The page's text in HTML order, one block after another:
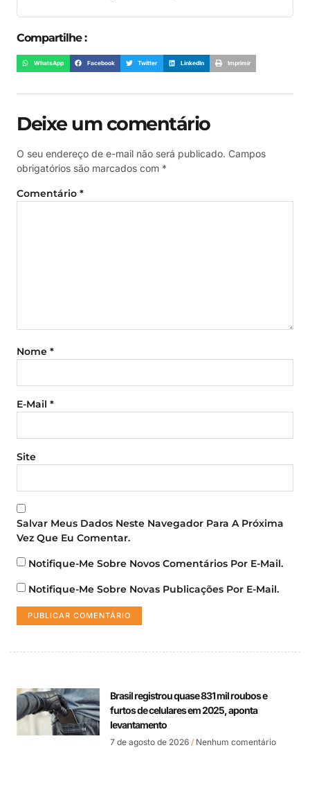
Compartilhe :
WhatsApp Facebook Twitter LinkedIn Imprimir
Deixe um comentário
O seu endereço de e-mail não será publicado. Campos
obrigatórios são marcados com *
Comentário *
Nome *
E-Mail *
Site
Salvar Meus Dados Neste Navegador Para A Próxima
Vez Que Eu Comentar.
Notifique-Me Sobre Novos Comentários Por E-Mail.
Notifique-Me Sobre Novas Publicações Por E-Mail.
Brasil registrou quase 831 mil roubos e
furtos de celulares em 2025, aponta
levantamento
7 de agosto de 2026 Nenhum comentário